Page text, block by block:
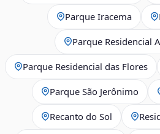
Parque Iracema
Parque Residencial
Parque Residencial das Flores
Parque São Jerônimo
Recanto do Sol